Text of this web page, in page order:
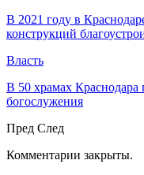
В 2021 году в
конструкций
Власть
В 50 храмах Краснодара
богослужения
Пред След
Комментарии закрыты.